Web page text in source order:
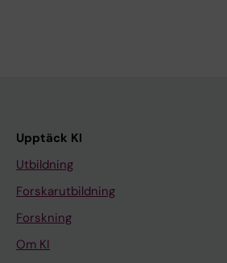
Upptäck KI
Utbildning
Forskarutbildning
Forskning
Om KI